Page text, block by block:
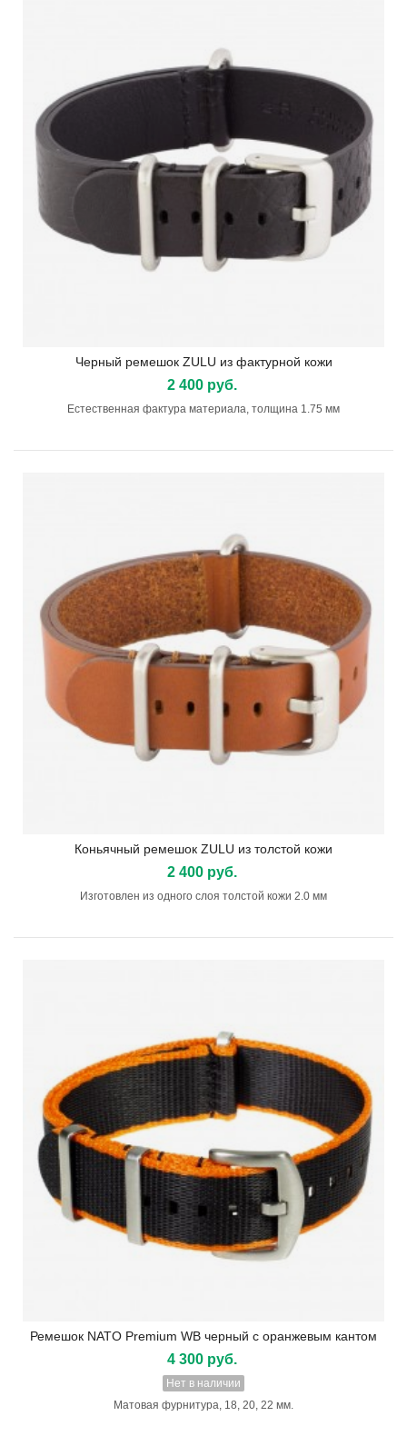
Черный ремешок ZULU из фактурной кожи
2 400 руб.
Естественная фактура материала, толщина 1.75 мм
Коньячный ремешок ZULU из толстой кожи
2 400 руб.
Изготовлен из одного слоя толстой кожи 2.0 мм
Ремешок NATO Premium WB черный с оранжевым кантом
4 300 руб.
Нет в наличии
Матовая фурнитура, 18, 20, 22 мм.